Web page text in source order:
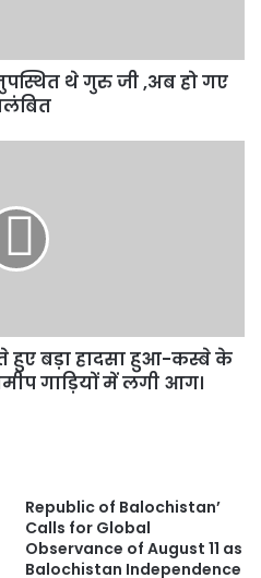
थे गुरु जी ,अब हो गए
बड़ा हादसा हुआ-कस्बे के
गाड़ियों में लगी आग।
Republic of Balochistan’
Calls for Global
Observance of August 11 as
Balochistan Independence